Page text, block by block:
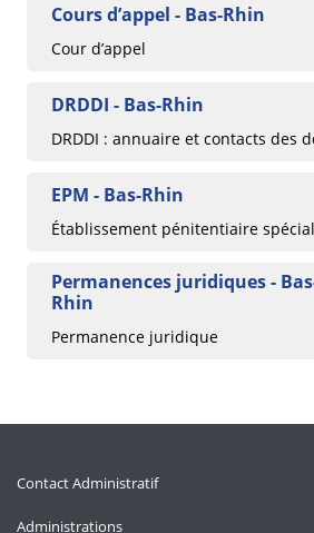
Cours d’appel - Bas-Rhin
Cour d’appel
DRDDI - Bas-Rhin
DRDDI : annuaire et contacts des
EPM - Bas-Rhin
Établissement pénitentiaire
Permanences juridiques -
Rhin
Permanence juridique
Contact Administratif
Administrations